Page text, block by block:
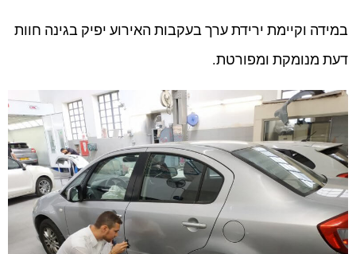
במידה וקיימת ירידת ערך בעקבות האירוע יפיק בגינה חוות
דעת מנומקת ומפורטת.